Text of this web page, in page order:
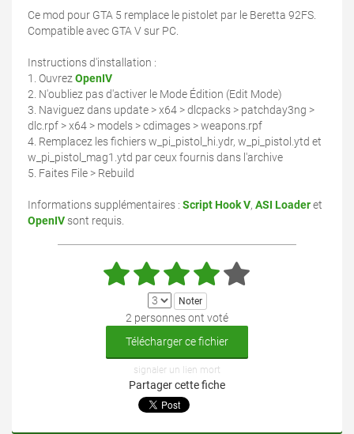
Ce mod pour GTA 5 remplace le pistolet par le Beretta 92FS.
Compatible avec GTA V sur PC.
Instructions d'installation :
1. Ouvrez OpenIV
2. N'oubliez pas d'activer le Mode Édition (Edit Mode)
3. Naviguez dans update > x64 > dlcpacks > patchday3ng >
dlc.rpf > x64 > models > cdimages > weapons.rpf
4. Remplacez les fichiers w_pi_pistol_hi.ydr, w_pi_pistol.ytd et
w_pi_pistol_mag1.ytd par ceux fournis dans l'archive
5. Faites File > Rebuild
Informations supplémentaires : Script Hook V, ASI Loaderet
OpenIV sont requis.
2 personnes ont voté
Télécharger ce fichier
signaler un lien mort
Partager cette fiche